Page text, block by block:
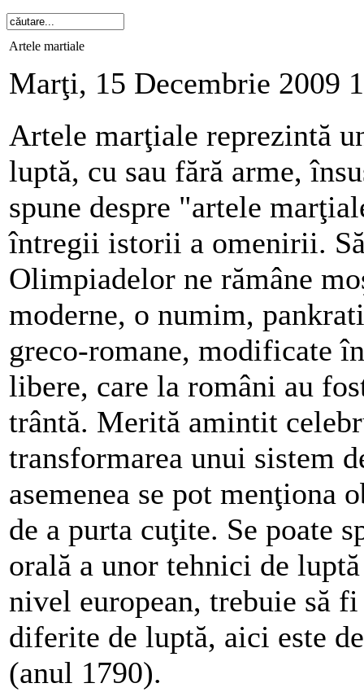
Artele martiale
Marţi, 15 Decembrie 2009
Artele marţiale reprezintă
luptă, cu sau fără arme,
spune despre "artele
întregii istorii a omenirii.
Olimpiadelor ne rămâne
moderne, o numim,
greco-romane, modificate
libere, care la români au
trântă. Merită amintit
transformarea unui sistem
asemenea se pot
de a purta cuţite. Se poate
orală a unor tehnici de
nivel european, trebuie să
diferite de luptă, aici este
(anul 1790).